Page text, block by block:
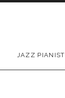
JAZZ PIANIST